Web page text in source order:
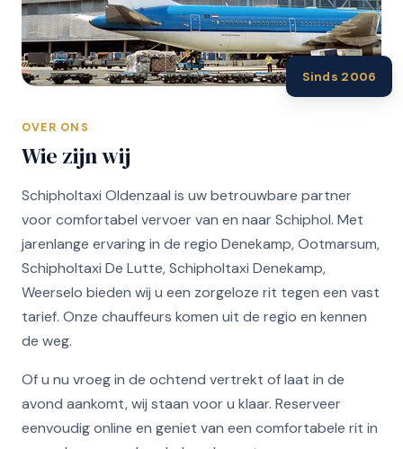
Sinds 2006
OVER ONS
Wie zijn wij
Schipholtaxi Oldenzaal is uw betrouwbare partner
voor comfortabel vervoer van en naar Schiphol. Met
jarenlange ervaring in de regio Denekamp, Ootmarsum,
Schipholtaxi De Lutte, Schipholtaxi Denekamp,
Weerselo bieden wij u een zorgeloze rit tegen een vast
tarief. Onze chauffeurs komen uit de regio en kennen
de weg.
Of u nu vroeg in de ochtend vertrekt of laat in de
avond aankomt, wij staan voor u klaar. Reserveer
eenvoudig online en geniet van een comfortabele rit in